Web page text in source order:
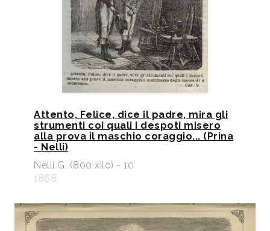
Attento, Felice, dice il padre, mira gli
strumenti coi quali i despoti misero
alla prova il maschio coraggio... (Prina
- Nelli)
Nelli G. (800 xilo) - 10
1868